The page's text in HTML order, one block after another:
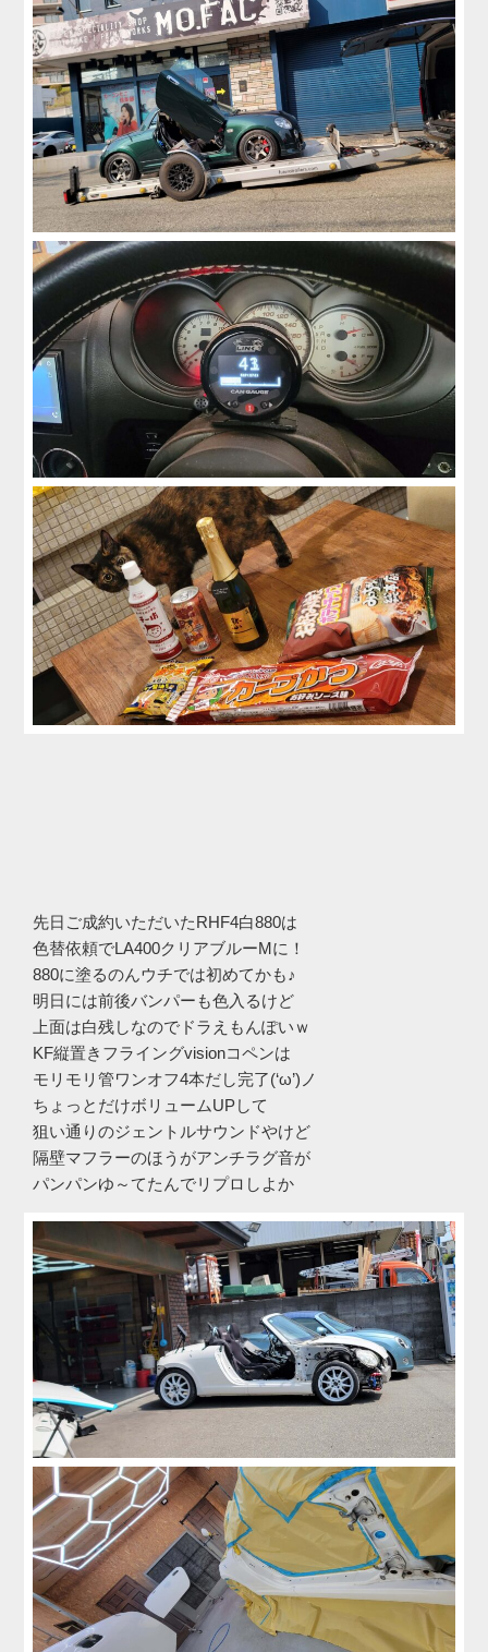
先日ご成約いただいたRHF4白880は
色替依頼でLA400クリアブルーMに！
880に塗るのんウチでは初めてかも♪
明日には前後バンパーも色入るけど
上面は白残しなのでドラえもんぽいｗ
KF縦置きフライングvisionコペンは
モリモリ管ワンオフ4本だし完了(‘ω’)ノ
ちょっとだけボリュームUPして
狙い通りのジェントルサウンドやけど
隔壁マフラーのほうがアンチラグ音が
パンパンゆ～てたんでリプロしよか